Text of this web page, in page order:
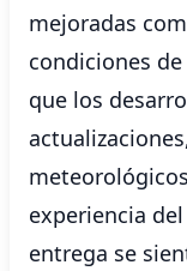
mejoradas
condiciones
que los
experiencia
entrega se